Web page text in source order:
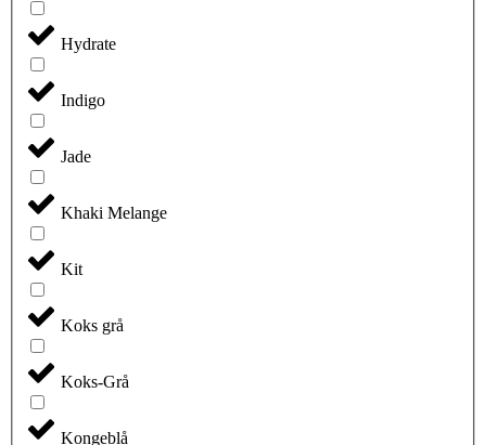
Hydrate
Indigo
Jade
Khaki Melange
Kit
Koks grå
Koks-Grå
Kongeblå
varianter.
vælges